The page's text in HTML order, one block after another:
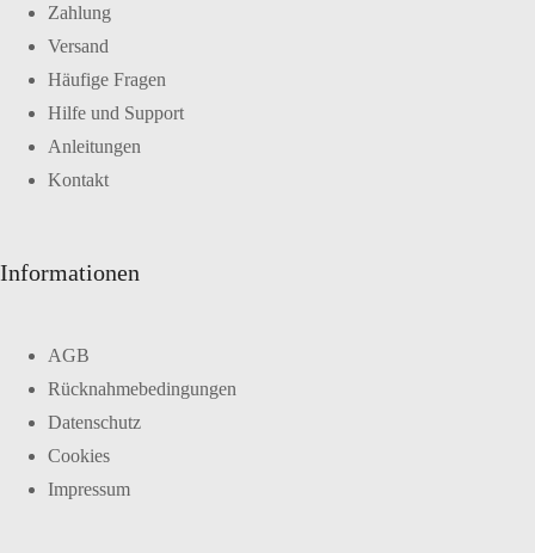
Zahlung
Versand
Häufige Fragen
Hilfe und Support
Anleitungen
Kontakt
Informationen
AGB
Rücknahmebedingungen
Datenschutz
Cookies
Impressum